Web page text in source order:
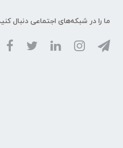
ما را در شبکه‌های اجتماعی دنبال